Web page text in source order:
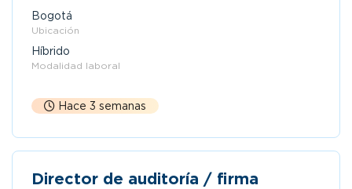
Bogotá
Ubicación
Híbrido
Modalidad laboral
Hace 3 semanas
Director de auditoría / firma